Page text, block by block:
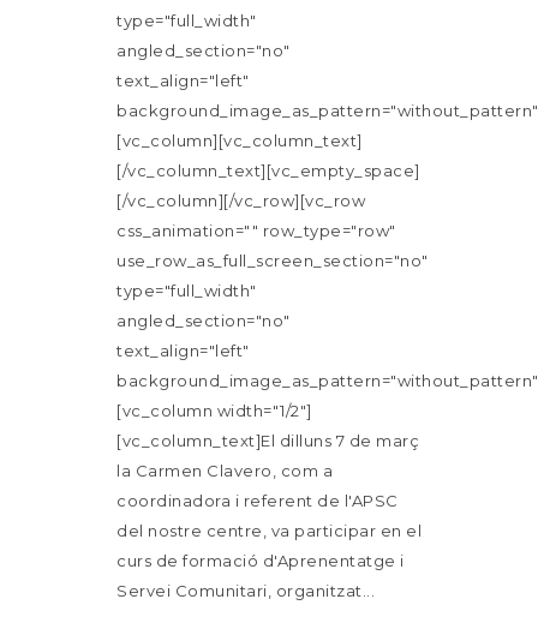
type="full_width"
angled_section="no"
text_align="left"
[vc_column][vc_column_text]
[/vc_column_text][vc_empty_space]
[/vc_column][/vc_row][vc_row
css_animation="" row_type="row"
use_row_as_full_screen_section="no"
type="full_width"
angled_section="no"
text_align="left"
[vc_column width="1/2"]
[vc_column_text]El dilluns 7 de març
la Carmen Clavero, com a
coordinadora i referent de l'APSC
del nostre centre, va participar en el
curs de formació d'Aprenentatge i
Servei Comunitari, organitzat...